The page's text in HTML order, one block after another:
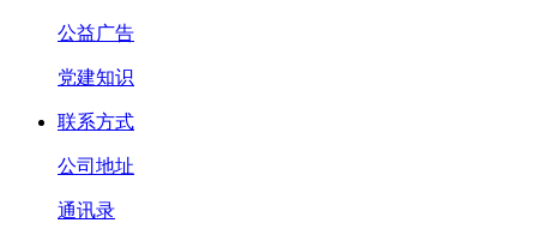
公益广告
党建知识
联系方式
公司地址
通讯录